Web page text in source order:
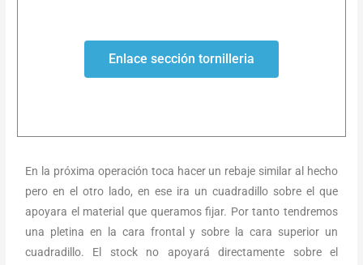
Enlace sección tornilleria
En la próxima operación toca hacer un rebaje similar al hecho
pero en el otro lado, en ese ira un cuadradillo sobre el que
apoyara el material que queramos fijar. Por tanto tendremos
una pletina en la cara frontal y sobre la cara superior un
cuadradillo. El stock no apoyará directamente sobre el